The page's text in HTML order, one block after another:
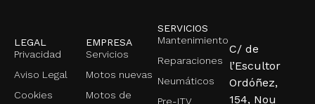
C/ de
l’Escultor
Ordóñez,
154, Nou
SERVICIOS
Mantenimiento
Reparaciones
Neumáticos
Pre-ITV
EMPRESA
Servicios
Motos nuevas
Motos de
LEGAL
Privacidad
Aviso Legal
Cookies